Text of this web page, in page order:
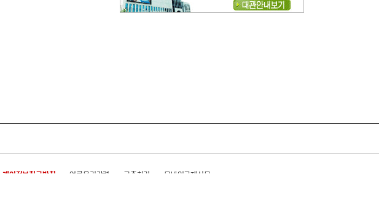
개인정보취급방침 언론윤리강령 고충처리
모바일국제신문